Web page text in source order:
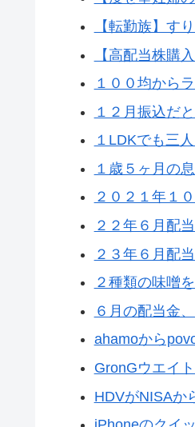
【転勤族】す
【高配当株購
１００均から
１２月振込だ
１LDKでも三
１歳５ヶ月の
２０２１年１
２２年６月配当
２３年６月配当
２種類の味噌
６月の配当金
ahamoから
GronGウエイ
HDVがNISAか